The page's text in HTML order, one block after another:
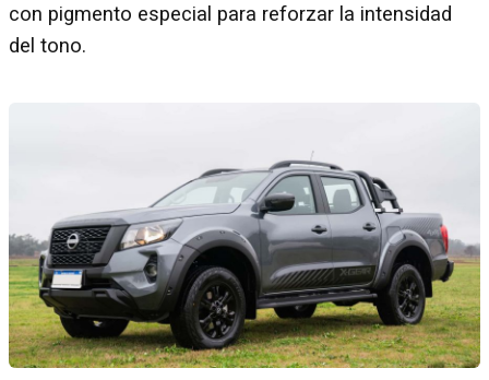
con pigmento especial para reforzar la intensidad
del tono.